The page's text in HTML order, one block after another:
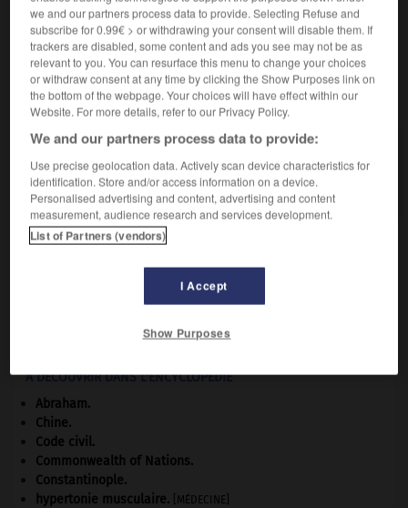
Corrèze plutôt que le Zambèze »).
VOUS CHERCHEZ PEUT-ÊTRE
cartiérisme n.m.
Mouvement d'opinion né en France dans les
années 1960 sous l'impulsion...

À DÉCOUVRIR DANS L'ENCYCLOPÉDIE
Abraham.
Chine.
Code civil.
Commonwealth of Nations.
Constantinople.
hypertonie musculaire. [MÉDECINE]
we and our partners process data to provide. Selecting Refuse and
subscribe for 0.99€ > or withdrawing your consent will disable them. If
trackers are disabled, some content and ads you see may not be as
relevant to you. You can resurface this menu to change your choices
or withdraw consent at any time by clicking the Show Purposes link on
the bottom of the webpage. Your choices will have effect within our
Website. For more details, refer to our Privacy Policy.
We and our partners process data to provide:
Use precise geolocation data. Actively scan device characteristics for
identification. Store and/or access information on a device.
Personalised advertising and content, advertising and content
measurement, audience research and services development.
List of Partners (vendors)
I Accept
Show Purposes